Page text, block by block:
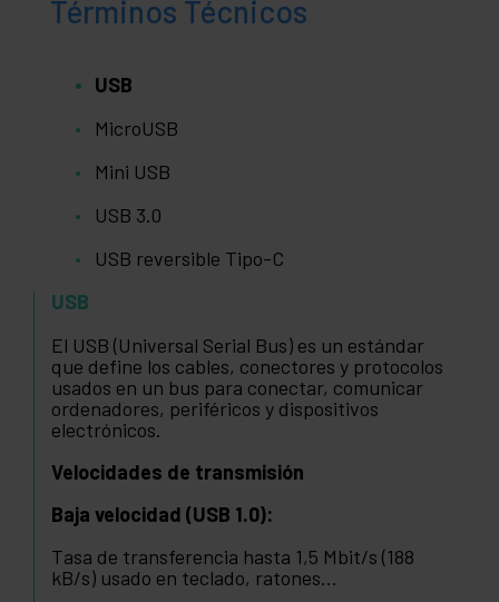
Términos Técnicos
USB
MicroUSB
Mini USB
USB 3.0
USB reversible Tipo-C
USB
El USB (Universal Serial Bus) es un estándar
que define los cables, conectores y protocolos
usados en un bus para conectar, comunicar
ordenadores, periféricos y dispositivos
electrónicos.
Velocidades de transmisión
Baja velocidad (USB 1.0):
Tasa de transferencia hasta 1,5 Mbit/s (188
kB/s) usado en teclado, ratones...